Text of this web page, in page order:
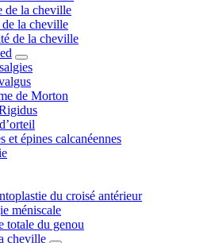
de la cheville
de la cheville
de la cheville
de Morton
et épines calcanéennes
du croisé antérieur
méniscale
totale du genou
cheville